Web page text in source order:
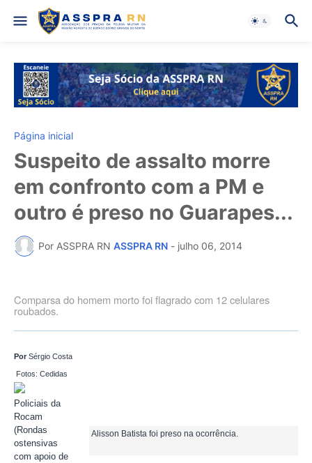
Página inicial
Suspeito de assalto morre
em confronto com a PM e
outro é preso no Guarapes...
Por ASSPRA RN ASSPRA RN - julho 06, 2014
Comparsa do homem morto foi flagrado com 12 celulares
roubados.
Por Sérgio Costa
Fotos: Cedidas
Alisson Batista foi preso na ocorrência.
Policiais da
Rocam
(Rondas
ostensivas
com apoio de